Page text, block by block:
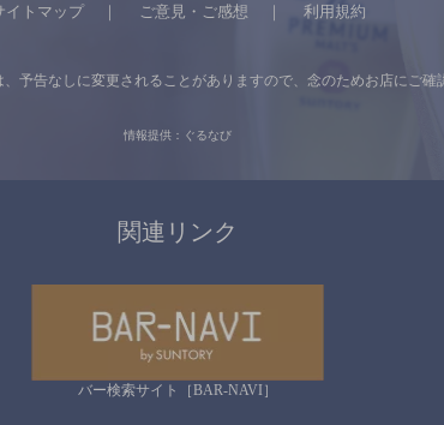
イトマップ ご意見・ご感想 利用規約
予告なしに変更されることがありますので、 念のためお店にご確
情報提供：ぐるなび
関連リンク
バー検索サイト［BAR-NAVI］